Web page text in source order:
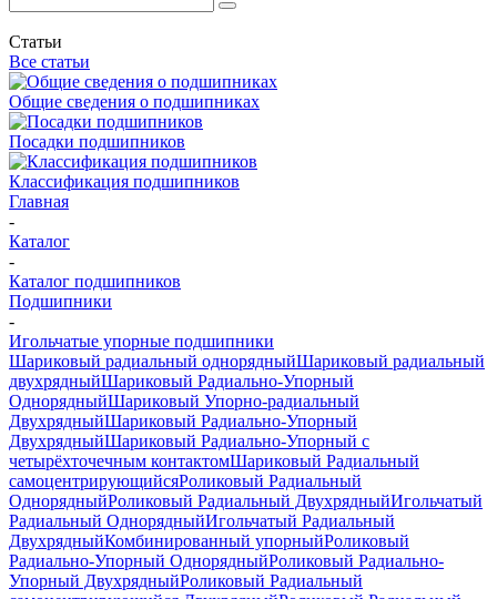
Статьи
Все статьи
Общие сведения о подшипниках
Посадки подшипников
Классификация подшипников
Главная
-
Каталог
-
Каталог подшипников
Подшипники
-
Игольчатые упорные подшипники
Шариковый радиальный однорядныйШариковый радиальный
двухрядныйШариковый Радиально-Упорный
ОднорядныйШариковый Упорно-радиальный
ДвухрядныйШариковый Радиально-Упорный
ДвухрядныйШариковый Радиально-Упорный с
четырёхточечным контактомШариковый Радиальный
самоцентрирующийсяРоликовый Радиальный
ОднорядныйРоликовый Радиальный ДвухрядныйИгольчатый
Радиальный ОднорядныйИгольчатый Радиальный
ДвухрядныйКомбинированный упорныйРоликовый
Радиально-Упорный ОднорядныйРоликовый Радиально-
Упорный ДвухрядныйРоликовый Радиальный